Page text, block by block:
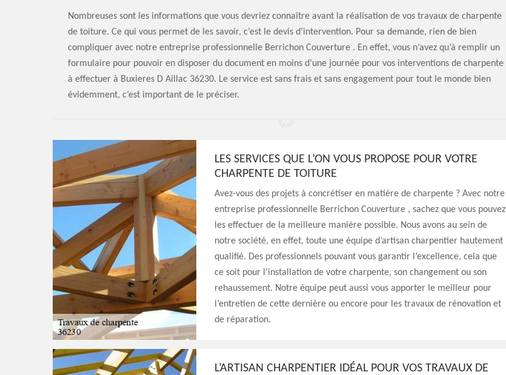
Nombreuses sont les informations que vous devriez connaître avant la réalisation de vos travaux de charpente
de toiture. Ce qui vous permet de les savoir, c’est le devis d’intervention. Pour sa demande, rien de bien
compliquer avec notre entreprise professionnelle Berrichon Couverture . En effet, vous n’avez qu’à remplir un
formulaire pour pouvoir en disposer du document en moins d’une journée pour vos interventions de charpente
à effectuer à Buxieres D Aillac 36230. Le service est sans frais et sans engagement pour tout le monde bien
évidemment, c’est important de le préciser.
LES SERVICES QUE L’ON VOUS PROPOSE POUR VOTRE
CHARPENTE DE TOITURE
Avez-vous des projets à concrétiser en matière de charpente ? Avec notre
entreprise professionnelle Berrichon Couverture , sachez que vous pouvez
les effectuer de la meilleure manière possible. Nous avons au sein de
notre société, en effet, toute une équipe d’artisan charpentier hautement
qualifié. Des professionnels pouvant vous garantir l’excellence, cela que
ce soit pour l’installation de votre charpente, son changement ou son
rehaussement. Notre équipe peut aussi vous apporter le meilleur pour
l’entretien de cette dernière ou encore pour les travaux de rénovation et
de réparation.
L’ARTISAN CHARPENTIER IDÉAL POUR VOS TRAVAUX DE